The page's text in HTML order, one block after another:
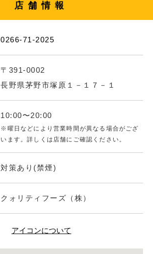
店舗情報
0266-71-2025
〒391-0002
長野県茅野市塚原１－１７－１
10:00〜20:00
※曜日などにより営業時間が異なる場合がござ
います。詳しくは店舗にご確認ください。
対策あり(禁煙)
クォリティフーズ（株）
アイコンについて